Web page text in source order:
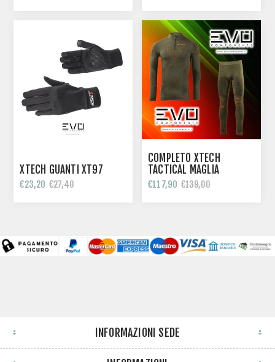
XTECH GUANTI XT97
€23,20 €27,40
COMPLETO XTECH
TACTICAL MAGLIA
LUPETTO ZIP + PANTA
€117,90 €139,00
INFORMAZIONI SEDE